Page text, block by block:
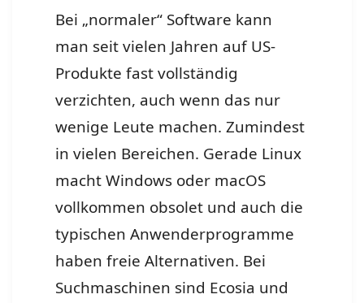
Bei „normaler“ Software kann
man seit vielen Jahren auf US-
Produkte fast vollständig
verzichten, auch wenn das nur
wenige Leute machen. Zumindest
in vielen Bereichen. Gerade Linux
macht Windows oder macOS
vollkommen obsolet und auch die
typischen Anwenderprogramme
haben freie Alternativen. Bei
Suchmaschinen sind Ecosia und